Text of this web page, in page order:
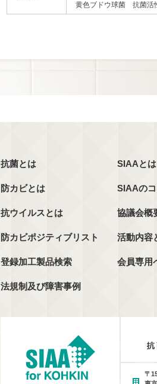
黄色ブドウ球菌 抗菌活
抗菌とは
防カビとは
抗ウイルスとは
防カビポジティブリスト
登録加工製品検索
法規制及び障害事例
SIAAとは
SIAAの
協議会概
活動内容
会員専用
〒